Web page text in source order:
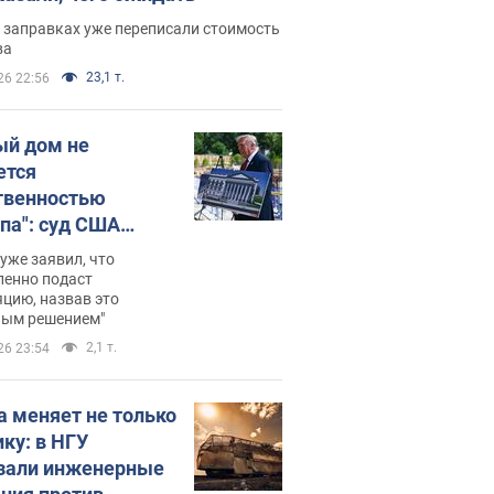
уже переписали стоимость
22:56 23,1 т.
дом не
суд США
зала
400 млн
заявил, что
подаст
назвав это
решением"
23:54 2,1 т.
меняет не только
в НГУ
инженерные